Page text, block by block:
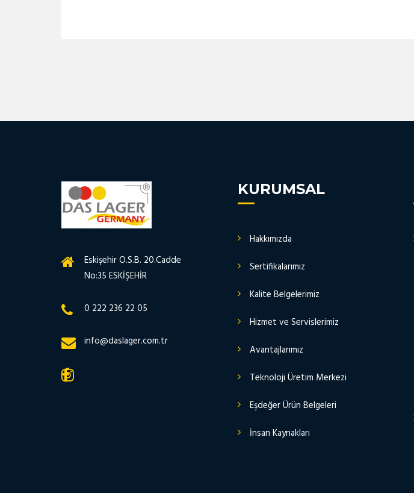
Eskişehir O.S.B. 20.Cadde
No:35 ESKİŞEHİR
0 222 236 22 05
info@daslager.com.tr
KURUMSAL
Hakkımızda
Sertifikalarımız
Kalite Belgelerimiz
Hizmet ve Servislerimiz
Avantajlarımız
Teknoloji Üretim Merkezi
Eşdeğer Ürün Belgeleri
İnsan Kaynakları